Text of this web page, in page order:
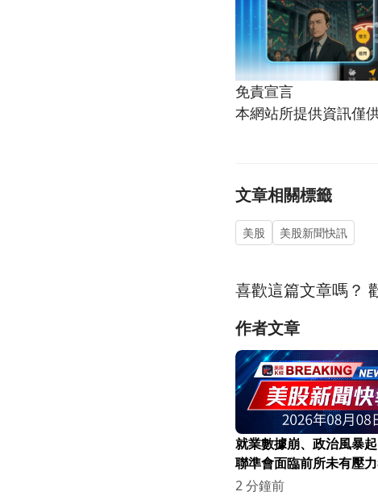
免責宣言
本網站所提供資訊僅
文章相關標籤
美股 美股新聞快訊
喜歡這篇文章嗎？
作者文章
就業數據崩、政治風暴
聯準會面臨前所未有壓
2 分鐘前